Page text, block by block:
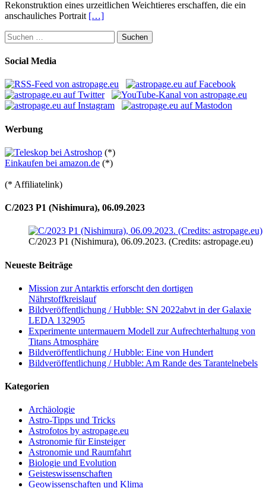
Rekonstruktion eines urzeitlichen Weichtieres erschaffen, die ein
anschauliches Portrait […]
Suchen
nach:
Social Media
Werbung
(*)
Einkaufen bei amazon.de (*)
(* Affiliatelink)
C/2023 P1 (Nishimura), 06.09.2023
C/2023 P1 (Nishimura), 06.09.2023. (Credits: astropage.eu)
Neueste Beiträge
Mission zur Antarktis erforscht den dortigen
Nährstoffkreislauf
Bildveröffentlichung / Hubble: SN 2022abvt in der Galaxie
LEDA 132905
Experimente untermauern Modell zur Aufrechterhaltung von
Titans Atmosphäre
Bildveröffentlichung / Hubble: Eine von Hundert
Bildveröffentlichung / Hubble: Am Rande des Tarantelnebels
Kategorien
Archäologie
Astro-Tipps und Tricks
Astrofotos by astropage.eu
Astronomie für Einsteiger
Astronomie und Raumfahrt
Biologie und Evolution
Geisteswissenschaften
Geowissenschaften und Klima